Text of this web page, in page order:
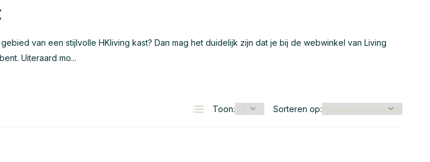
van een stijlvolle HKliving kast? Dan mag het duidelijk zijn dat je bij de webwinkel van Living
Uiteraard mo...
Toon: Sorteren op: